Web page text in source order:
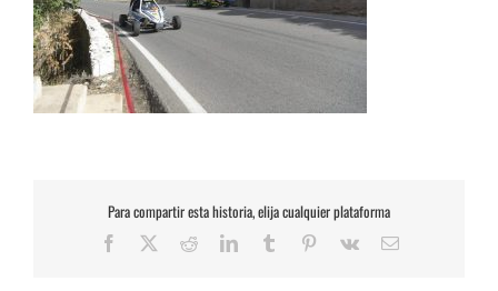
Para compartir esta historia, elija cualquier plataforma
Facebook RedditLinkedInTumblr Pinterest
Vk
Correo